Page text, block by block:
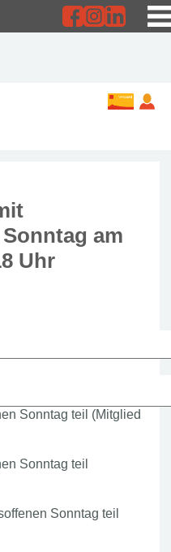
am
Uhr
Sonntag teil (Mitglied
Sonntag teil
Sonntag teil